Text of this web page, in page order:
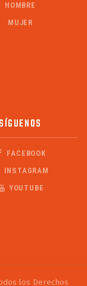
HOMBRE
MUJER
SÍGUENOS
FACEBOOK
INSTAGRAM
YOUTUBE
los Derechos